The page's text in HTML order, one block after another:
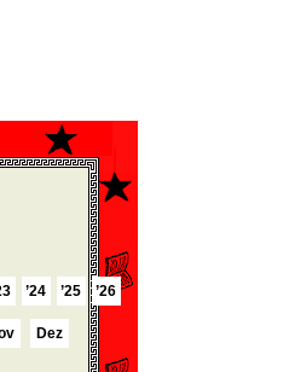
’24 ’25 ’26
Dez